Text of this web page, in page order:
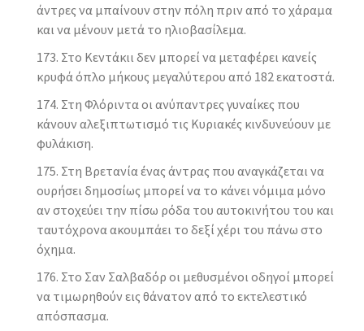
άντρες να μπαίνουν στην πόλη πριν από το χάραμα
και να μένουν μετά το ηλιοβασίλεμα.
Στο Κεντάκιι δεν μπορεί να μεταφέρει κανείς
κρυφά όπλο μήκους μεγαλύτερου από 182 εκατοστά.
Στη Φλόριντα οι ανύπαντρες γυναίκες που
κάνουν αλεξιπτωτισμό τις Κυριακές κινδυνεύουν με
φυλάκιση.
Στη Βρετανία ένας άντρας που αναγκάζεται να
ουρήσει δημοσίως μπορεί να το κάνει νόμιμα μόνο
αν στοχεύει την πίσω ρόδα του αυτοκινήτου του και
ταυτόχρονα ακουμπάει το δεξί χέρι του πάνω στο
όχημα.
Στο Σαν Σαλβαδόρ οι μεθυσμένοι οδηγοί μπορεί
να τιμωρηθούν εις θάνατον από το εκτελεστικό
απόσπασμα.